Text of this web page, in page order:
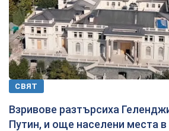
СВЯТ
Взривове разтърсиха
Путин, и още населени места